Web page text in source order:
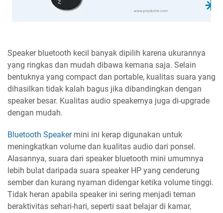
Speaker bluetooth kecil banyak dipilih karena ukurannya
yang ringkas dan mudah dibawa kemana saja. Selain
bentuknya yang compact dan portable, kualitas suara yang
dihasilkan tidak kalah bagus jika dibandingkan dengan
speaker besar. Kualitas audio speakernya juga di-upgrade
dengan mudah.
Bluetooth Speakermini ini kerap digunakan untuk
meningkatkan volume dan kualitas audio dari ponsel.
Alasannya, suara dari speaker bluetooth mini umumnya
lebih bulat daripada suara speaker HP yang cenderung
sember dan kurang nyaman didengar ketika volume tinggi.
Tidak heran apabila speaker ini sering menjadi teman
beraktivitas sehari-hari, seperti saat belajar di kamar,